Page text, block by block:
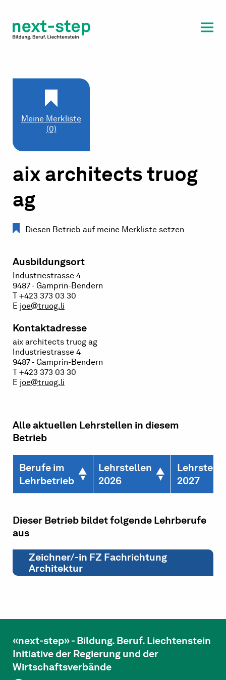
Beratung & Unterstützung
aix architects truog
ag
Diesen Betrieb auf meine Merkliste setzen
Ausbildungsort
Industriestrasse 4
9487 - Gamprin-Bendern
T +423 373 03 30
E joe@truog.li
Kontaktadresse
aix architects truog ag
Industriestrasse 4
9487 - Gamprin-Bendern
T +423 373 03 30
E joe@truog.li
Meine Merkliste
(0)
Alle aktuellen Lehrstellen in diesem
Betrieb
Berufe im
Lehrbetrieb
Lehrstellen
2026
2027
Dieser Betrieb bildet folgende Lehrberufe
aus
Zeichner/-in FZ Fachrichtung
Architektur
«next-step» - Bildung. Beruf. Liechtenstein
Initiative der Regierung und der
Wirtschaftsverbände